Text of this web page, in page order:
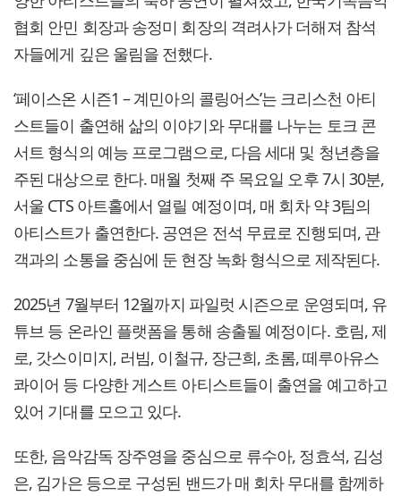
협회 안민 회장과 송정미 회장의 격려사가 더해져 참석
자들에게 깊은 울림을 전했다.
‘페이스온 시즌1 – 계민아의 콜링어스’는 크리스천 아티
스트들이 출연해 삶의 이야기와 무대를 나누는 토크 콘
서트 형식의 예능 프로그램으로, 다음 세대 및 청년층을
주된 대상으로 한다. 매월 첫째 주 목요일 오후 7시 30분,
서울 CTS 아트홀에서 열릴 예정이며, 매 회차 약 3팀의
아티스트가 출연한다. 공연은 전석 무료로 진행되며, 관
객과의 소통을 중심에 둔 현장 녹화 형식으로 제작된다.
2025년 7월부터 12월까지 파일럿 시즌으로 운영되며, 유
튜브 등 온라인 플랫폼을 통해 송출될 예정이다. 호림, 제
로, 갓스이미지, 러빔, 이철규, 장근희, 초롬, 떼루아유스
콰이어 등 다양한 게스트 아티스트들이 출연을 예고하고
있어 기대를 모으고 있다.
또한, 음악감독 장주영을 중심으로 류수아, 정효석, 김성
은, 김가은 등으로 구성된 밴드가 매 회차 무대를 함께하